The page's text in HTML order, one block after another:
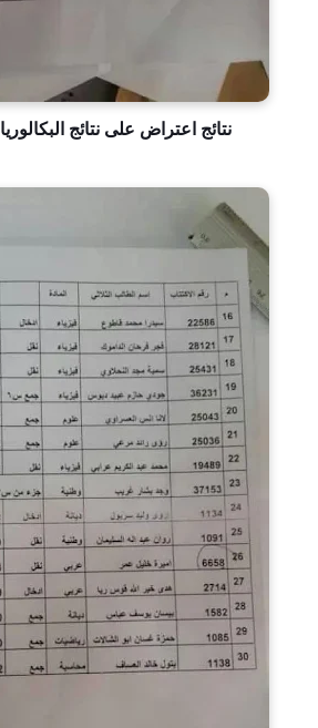
نتائج اعتراض على نتائج البكالوريا 2022 بسوريا